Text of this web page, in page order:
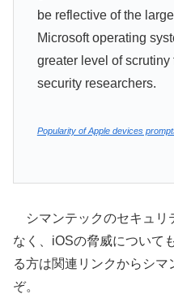
be reflective of the
Microsoft operating
greater level of scrutiny
security researchers.
Popularity of Apple devices
シマンテックのセキュリ
なく、iOSの脅威について
る方は関連リンクからシマ
ぞ。